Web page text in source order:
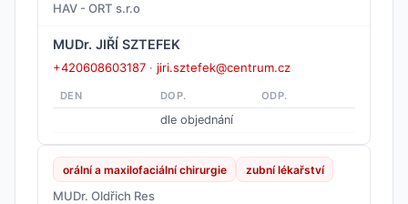
HAV - ORT s.r.o
MUDr. JIŘÍ SZTEFEK
+420608603187 · jiri.sztefek@centrum.cz
DEN DOP. ODP.
dle objednání
orální a maxilofaciální chirurgie zubní lékařství
MUDr. Oldřich Res